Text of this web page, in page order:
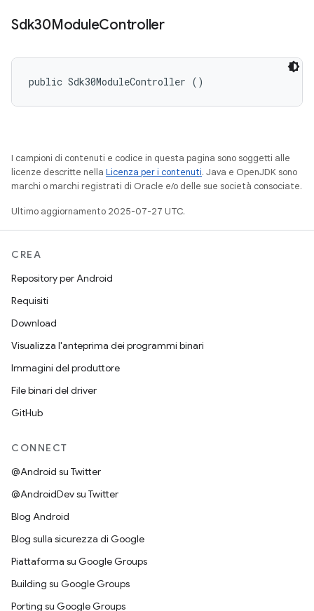
Sdk30ModuleController
public Sdk30ModuleController ()
I campioni di contenuti e codice in questa pagina sono soggetti alle
licenze descritte nella Licenza per i contenuti. Java e OpenJDK sono
marchi o marchi registrati di Oracle e/o delle sue società consociate.
Ultimo aggiornamento 2025-07-27 UTC.
CREA
Repository per Android
Requisiti
Download
Visualizza l'anteprima dei programmi binari
Immagini del produttore
File binari del driver
GitHub
CONNECT
@Android su Twitter
@AndroidDev su Twitter
Blog Android
Blog sulla sicurezza di Google
Piattaforma su Google Groups
Building su Google Groups
Porting su Google Groups